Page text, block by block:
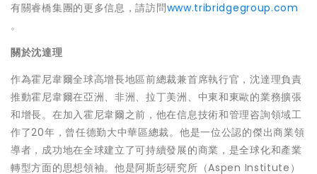
有關睿橋集團的更多信息，請訪問www.tribridgegroup.com
。
關於沈達理
作為霍尼韋爾全球高增長地區前總裁兼首席執行官，沈達理負責
推動霍尼韋爾在亞洲、非洲、拉丁美洲、中東和東歐的業務擴張
和增長。在加入霍尼韋爾之前，他在信息技術和管理咨詢領域工
作了20年，曾任德勤大中華區總裁。他是一位公認的傑出商業領
導者，成功地在全球建立了可持續發展的商業，是全球化和產業
轉型方面的思想領袖。他是阿斯彭研究所（Aspen Institute）